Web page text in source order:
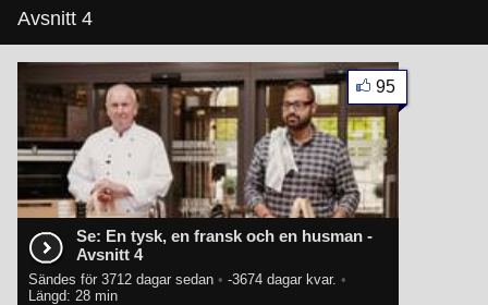
Avsnitt 4
Se: En tysk, en fransk och en husman -
Avsnitt 4
Sändes för 3712 dagar sedan • -3674 dagar kvar. •
Längd: 28 min
95